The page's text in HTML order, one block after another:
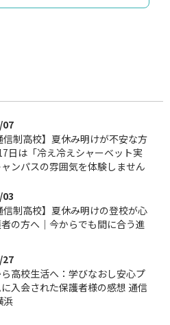
07
信制高校】夏休み明けが不安な方
日は「冷え冷えシャーベット実
ンパスの雰囲気を体験しません
信制高校】夏休み明けの登校が心
の方へ｜今からでも間に合う進
27
高校生活へ：学びなおし安心プ
入会された保護者様の感想 通信
浜